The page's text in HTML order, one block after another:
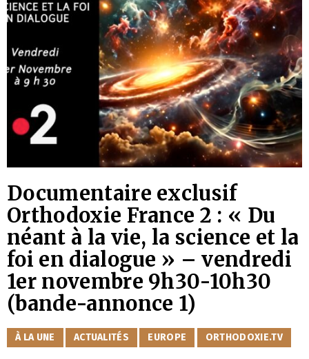
Documentaire exclusif
Orthodoxie France 2 : « Du
néant à la vie, la science et la
foi en dialogue » – vendredi
1er novembre 9h30-10h30
(bande-annonce 1)
CATÉGORIES
À LA UNE ACTUALITÉS EUROPE ORTHODOXIE.TV